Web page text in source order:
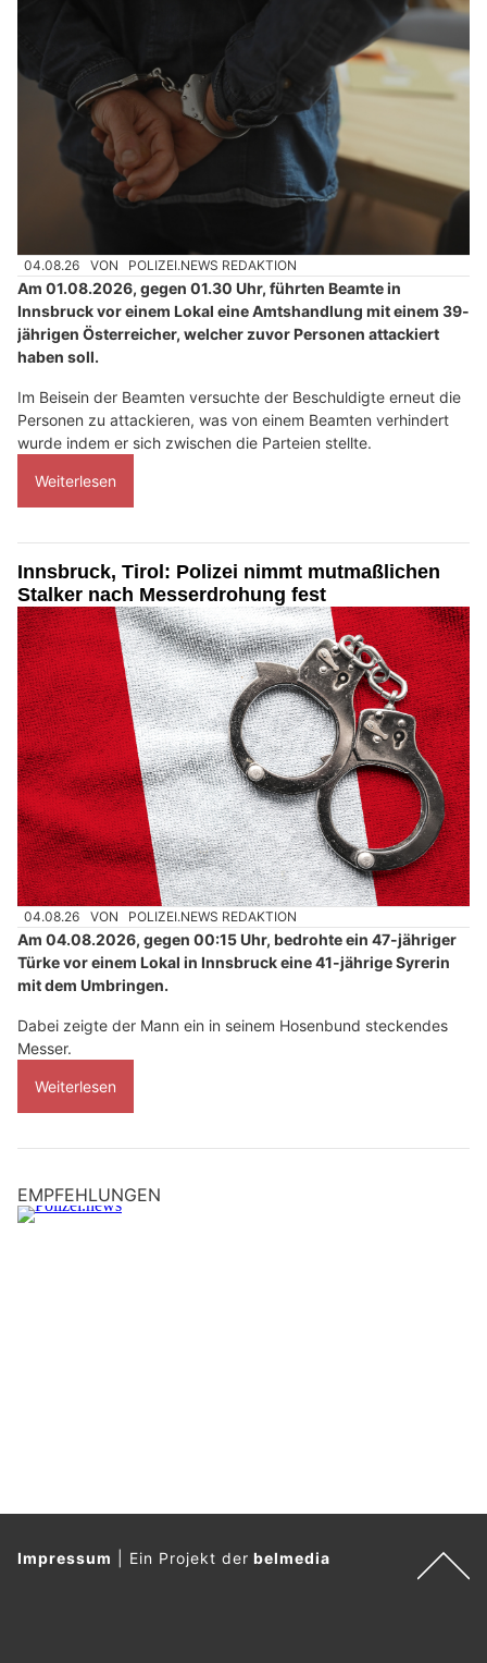
04.08.26 VON POLIZEI.NEWS REDAKTION
Am 01.08.2026, gegen 01.30 Uhr, führten Beamte in
Innsbruck vor einem Lokal eine Amtshandlung mit einem 39-
jährigen Österreicher, welcher zuvor Personen attackiert
haben soll.
Im Beisein der Beamten versuchte der Beschuldigte erneut die
Personen zu attackieren, was von einem Beamten verhindert
wurde indem er sich zwischen die Parteien stellte.
Weiterlesen
Innsbruck, Tirol: Polizei nimmt mutmaßlichen
Stalker nach Messerdrohung fest
04.08.26 VON POLIZEI.NEWS REDAKTION
Am 04.08.2026, gegen 00:15 Uhr, bedrohte ein 47-jähriger
Türke vor einem Lokal in Innsbruck eine 41-jährige Syrerin
mit dem Umbringen.
Dabei zeigte der Mann ein in seinem Hosenbund steckendes
Messer.
Weiterlesen
EMPFEHLUNGEN
Impressum Ein Projekt derbelmedia